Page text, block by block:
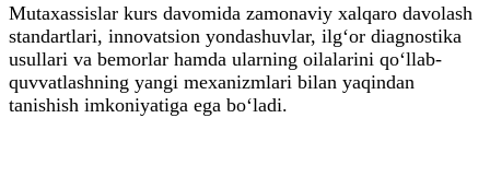
Mutaxassislar kurs davomida zamonaviy xalqaro davolash
standartlari, innovatsion yondashuvlar, ilg‘or diagnostika
usullari va bemorlar hamda ularning oilalarini qo‘llab-
quvvatlashning yangi mexanizmlari bilan yaqindan
tanishish imkoniyatiga ega bo‘ladi.